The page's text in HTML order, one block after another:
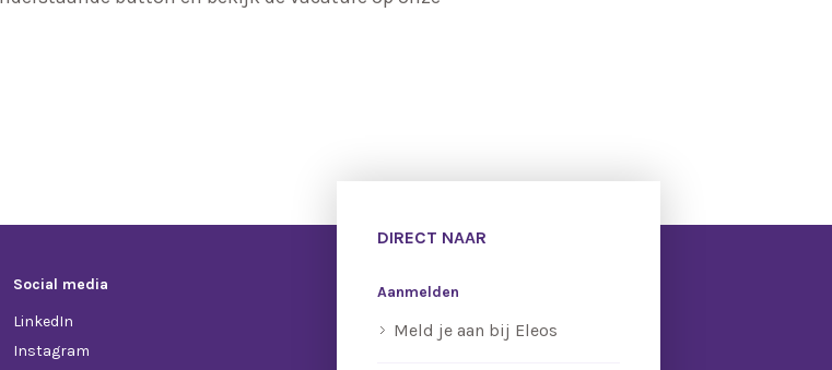
DIRECT NAAR
Aanmelden
Meld je aan bij Eleos
Social media
LinkedIn
Instagram